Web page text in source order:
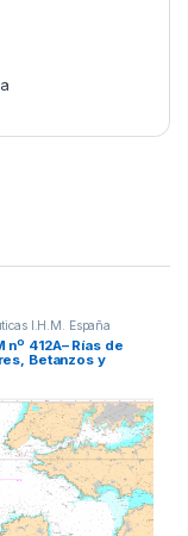
I.H.M. España
nº 412A– Rías de
Betanzos y